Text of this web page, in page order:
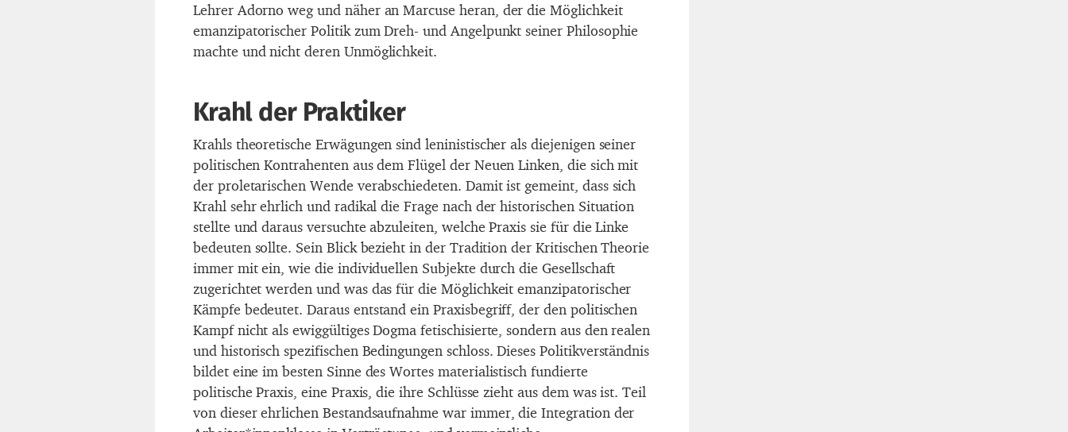
Lehrer Adorno weg und näher an Marcuse heran, der die Möglichkeit
emanzipatorischer Politik zum Dreh- und Angelpunkt seiner Philosophie
machte und nicht deren Unmöglichkeit.
Krahl der Praktiker
Krahls theoretische Erwägungen sind leninistischer als diejenigen seiner
politischen Kontrahenten aus dem Flügel der Neuen Linken, die sich mit
der proletarischen Wende verabschiedeten. Damit ist gemeint, dass sich
Krahl sehr ehrlich und radikal die Frage nach der historischen Situation
stellte und daraus versuchte abzuleiten, welche Praxis sie für die Linke
bedeuten sollte. Sein Blick bezieht in der Tradition der Kritischen Theorie
immer mit ein, wie die individuellen Subjekte durch die Gesellschaft
zugerichtet werden und was das für die Möglichkeit emanzipatorischer
Kämpfe bedeutet. Daraus entstand ein Praxisbegriff, der den politischen
Kampf nicht als ewiggültiges Dogma fetischisierte, sondern aus den realen
und historisch spezifischen Bedingungen schloss. Dieses Politikverständnis
bildet eine im besten Sinne des Wortes materialistisch fundierte
politische Praxis, eine Praxis, die ihre Schlüsse zieht aus dem was ist. Teil
von dieser ehrlichen Bestandsaufnahme war immer, die Integration der